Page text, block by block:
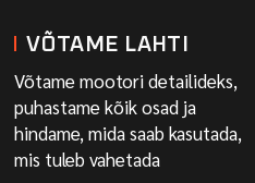
VÕTAME LAHTI
Võtame mootori detailideks,
puhastame kõik osad ja
hindame, mida saab kasutada,
mis tuleb vahetada